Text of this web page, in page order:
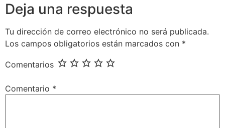
Deja una respuesta
Tu dirección de correo electrónico no será publicada.
Los campos obligatorios están marcados con *
Comentarios
Comentario *